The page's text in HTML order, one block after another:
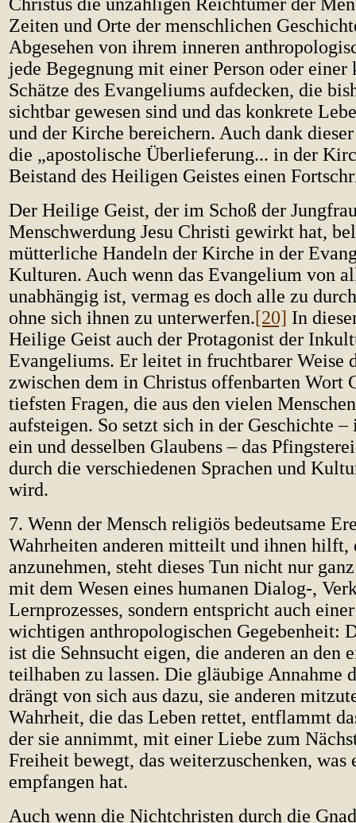
Zeiten und Orte der menschlichen
Abgesehen von ihrem inneren
jede Begegnung mit einer Person oder
Schätze des Evangeliums aufdecken, die
sichtbar gewesen sind und das konkrete
und der Kirche bereichern. Auch dank
die „apostolische Überlieferung... in der
Beistand des Heiligen Geistes einen
Der Heilige Geist, der im Schoß der
Menschwerdung Jesu Christi gewirkt hat,
mütterliche Handeln der Kirche in der
Kulturen. Auch wenn das Evangelium von
unabhängig ist, vermag es doch alle zu
ohne sich ihnen zu unterwerfen.[20] In
Heilige Geist auch der Protagonist der
Evangeliums. Er leitet in fruchtbarer Weise
zwischen dem in Christus offenbarten Wort
tiefsten Fragen, die aus den vielen
aufsteigen. So setzt sich in der Geschichte
ein und desselben Glaubens – das
durch die verschiedenen Sprachen und
wird.
7. Wenn der Mensch religiös bedeutsame
Wahrheiten anderen mitteilt und ihnen hilft,
anzunehmen, steht dieses Tun nicht nur
mit dem Wesen eines humanen Dialog-,
Lernprozesses, sondern entspricht auch
wichtigen anthropologischen Gegebenheit:
ist die Sehnsucht eigen, die anderen an den
teilhaben zu lassen. Die gläubige Annahme
drängt von sich aus dazu, sie anderen
Wahrheit, die das Leben rettet, entflammt
der sie annimmt, mit einer Liebe zum
Freiheit bewegt, das weiterzuschenken, was
empfangen hat.
Auch wenn die Nichtchristen durch die